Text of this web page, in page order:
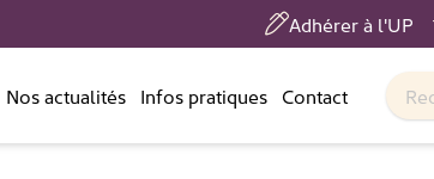
Adhérer à l'UP
Nos actualités Infos pratiques Contact